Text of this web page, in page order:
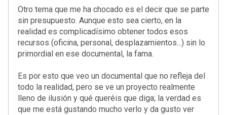
Otro tema que me ha chocado es el decir que se parte
sin presupuesto. Aunque esto sea cierto, en la
realidad es complicadísimo obtener todos esos
recursos (oficina, personal, desplazamientos...) sin lo
primordial en ese documental, la fama.
Es por esto que veo un documental que no refleja del
todo la realidad, pero se ve un proyecto realmente
lleno de ilusión y qué queréis que diga; la verdad es
que me está gustando mucho verlo y da gusto ver